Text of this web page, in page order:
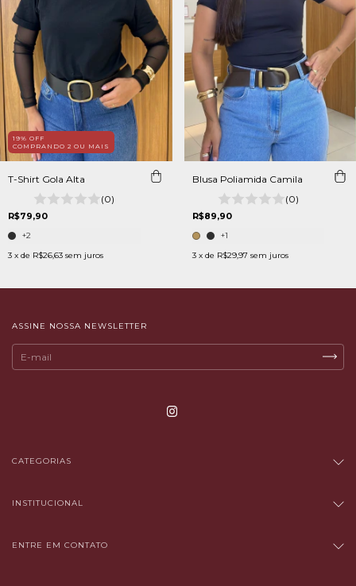
19% OFF
COMPRANDO 2 OU MAIS
T-Shirt Gola Alta
(0)
R$79,90
+2
3 x de R$26,63 sem juros
Blusa Poliamida Camila
(0)
R$89,90
+1
3 x de R$29,97 sem juros
ASSINE NOSSA NEWSLETTER
CATEGORIAS
INSTITUCIONAL
ENTRE EM CONTATO